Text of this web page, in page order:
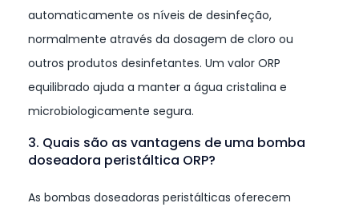
automaticamente os níveis de desinfeção,
normalmente através da dosagem de cloro ou
outros produtos desinfetantes. Um valor ORP
equilibrado ajuda a manter a água cristalina e
microbiologicamente segura.
3. Quais são as vantagens de uma bomba
doseadora peristáltica ORP?
As bombas doseadoras peristálticas oferecem